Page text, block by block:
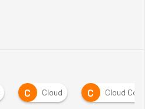
C Cloud C Cloud